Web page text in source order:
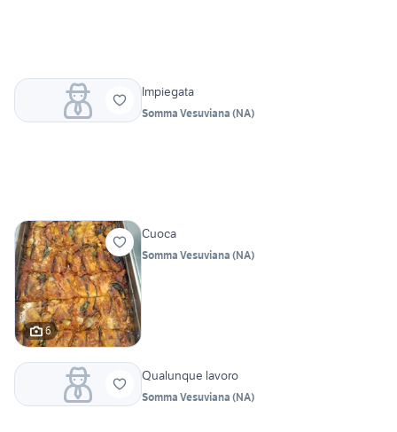
Impiegata
Somma Vesuviana (NA)
6
Cuoca
Somma Vesuviana (NA)
Qualunque lavoro
Somma Vesuviana (NA)